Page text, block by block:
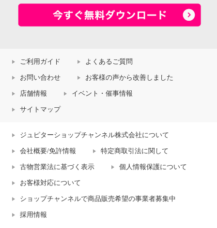
ご利用ガイド よくあるご質問
お問い合わせ お客様の声から改善しました
店舗情報 イベント・催事情報
サイトマップ
ジュピターショップチャンネル株式会社について
会社概要/免許情報 特定商取引法に関して
古物営業法に基づく表示 個人情報保護について
お客様対応について
ショップチャンネルで商品販売希望の事業者募集中
採用情報